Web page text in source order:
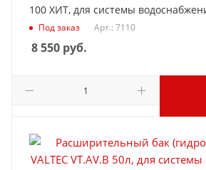
100 ХИТ, для системы
Под заказ Арт.: 7110
8 550 руб.